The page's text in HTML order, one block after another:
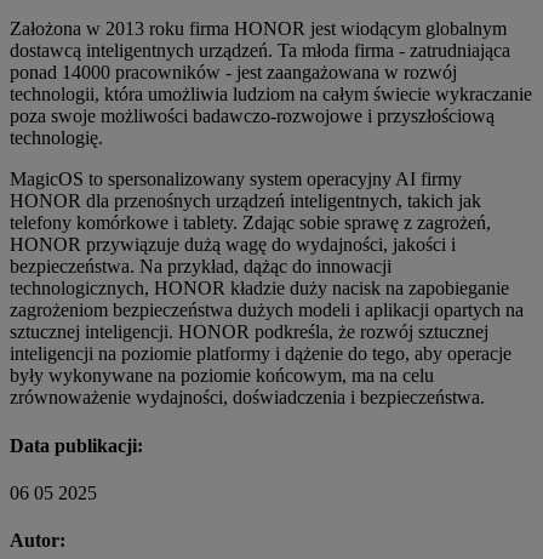
Założona w 2013 roku firma HONOR jest wiodącym globalnym
dostawcą inteligentnych urządzeń. Ta młoda firma - zatrudniająca
ponad 14000 pracowników - jest zaangażowana w rozwój
technologii, która umożliwia ludziom na całym świecie wykraczanie
poza swoje możliwości badawczo-rozwojowe i przyszłościową
technologię.
MagicOS to spersonalizowany system operacyjny AI firmy
HONOR dla przenośnych urządzeń inteligentnych, takich jak
telefony komórkowe i tablety. Zdając sobie sprawę z zagrożeń,
HONOR przywiązuje dużą wagę do wydajności, jakości i
bezpieczeństwa. Na przykład, dążąc do innowacji
technologicznych, HONOR kładzie duży nacisk na zapobieganie
zagrożeniom bezpieczeństwa dużych modeli i aplikacji opartych na
sztucznej inteligencji. HONOR podkreśla, że rozwój sztucznej
inteligencji na poziomie platformy i dążenie do tego, aby operacje
były wykonywane na poziomie końcowym, ma na celu
zrównoważenie wydajności, doświadczenia i bezpieczeństwa.
Data publikacji:
06 05 2025
Autor: